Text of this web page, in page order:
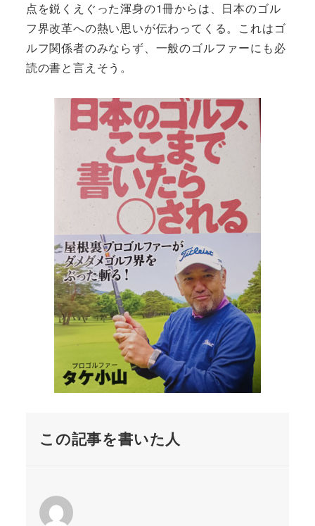
点を鋭くえぐった渾身の1冊からは、日本のゴル
フ界改革への熱い思いが伝わってくる。これはゴ
ルフ関係者のみならず、一般のゴルファーにも必
読の書と言えそう。
この記事を書いた人